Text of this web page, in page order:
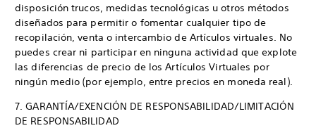
disposición trucos, medidas tecnológicas u otros métodos
diseñados para permitir o fomentar cualquier tipo de
recopilación, venta o intercambio de Artículos virtuales. No
puedes crear ni participar en ninguna actividad que explote
las diferencias de precio de los Artículos Virtuales por
ningún medio (por ejemplo, entre precios en moneda real).
7. GARANTÍA/EXENCIÓN DE RESPONSABILIDAD/LIMITACIÓN
DE RESPONSABILIDAD